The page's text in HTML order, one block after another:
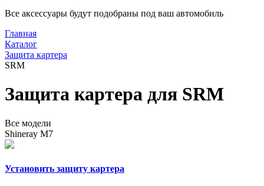
Все аксессуары будут подобраны под ваш автомобиль
Главная
Каталог
Защита картера
SRM
Защита картера для SRM
Все модели
Shineray M7
Установить защиту картера